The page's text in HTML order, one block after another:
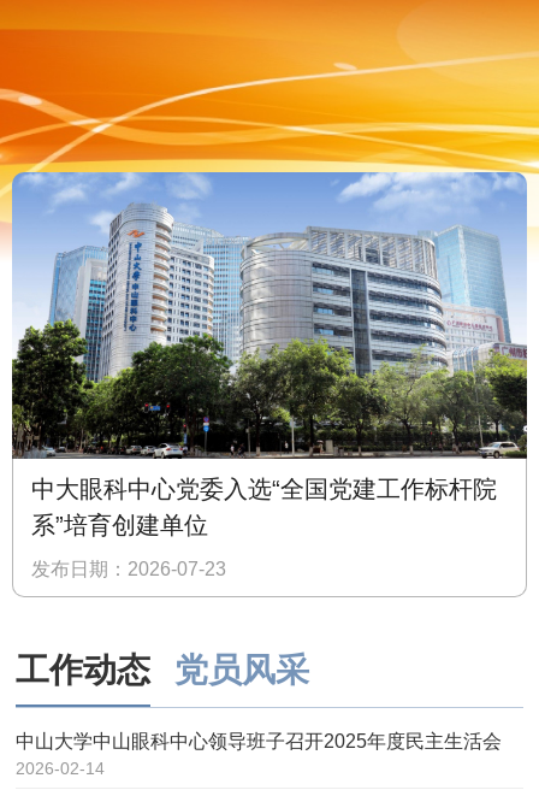
中大眼科中心党委入选“全国党建工作标杆院
系”培育创建单位
发布日期：2026-07-23
工作动态 党员风采
中山大学中山眼科中心领导班子召开2025年度民主生活会
2026-02-14